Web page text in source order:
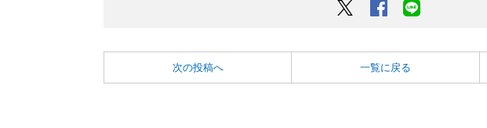
Twitter Facebook
次の投稿へ 一覧に戻る